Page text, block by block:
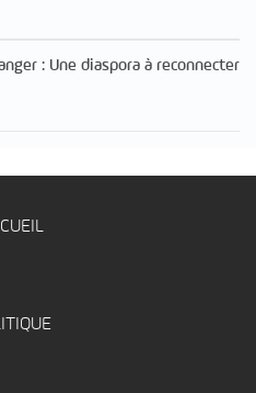
: Une diaspora à reconnecter